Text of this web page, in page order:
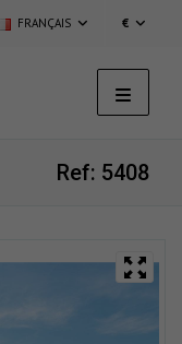
FRANÇAIS €
Ref: 5408